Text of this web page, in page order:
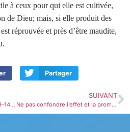
à ceux pour qui elle est cultivée,
de Dieu; mais, si elle produit des
réprouvée et près d’être maudite,
Partager
Suis-je bébé lala ? Hébreux 5.9-14￼
SUIVANT
Ne pas confondre l’effet et la promesse ! Hébreux 6.9-15